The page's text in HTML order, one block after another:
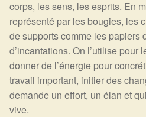
corps, les sens, les esprits. En
représenté par les bougies, les
de supports comme les papiers
d’incantations. On l’utilise pour
donner de l’énergie pour
travail important, initier des
demande un effort, un élan et
vive.